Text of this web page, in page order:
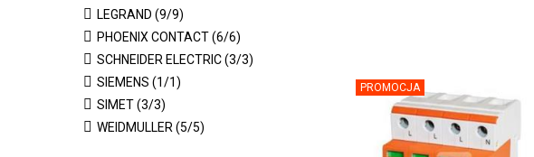
LEGRAND (9/9)
PHOENIX CONTACT (6/6)
SCHNEIDER ELECTRIC (3/3)
SIEMENS (1/1)
SIMET (3/3)
WEIDMULLER (5/5)
PROMOCJA